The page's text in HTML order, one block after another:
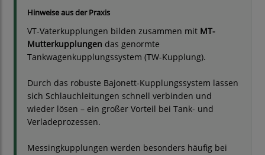
Hinweise aus der Praxis
VT-Vaterkupplungen bilden zusammen mit MT-
Mutterkupplungen das genormte
Tankwagenkupplungssystem (TW-Kupplung).
Durch das robuste Bajonett-Kupplungssystem lassen
sich Schlauchleitungen schnell verbinden und
wieder lösen – ein großer Vorteil bei Tank- und
Verladeprozessen.
Messingkupplungen werden besonders häufig bei